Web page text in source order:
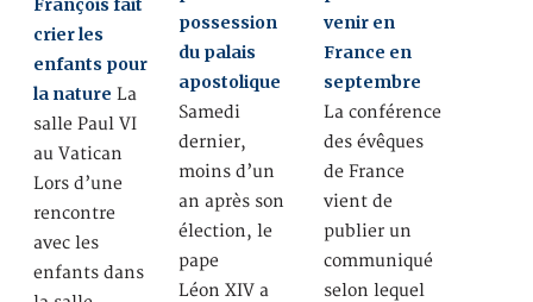
François fait
crier les
enfants pour
la nature La
salle Paul VI
au Vatican
Lors d’une
rencontre
avec les
enfants dans
possession
du palais
apostolique
Samedi
dernier,
moins d’un
an après son
élection, le
pape
Léon XIV a
venir en
France en
septembre
La conférence
des évêques
de France
vient de
publier un
communiqué
selon lequel